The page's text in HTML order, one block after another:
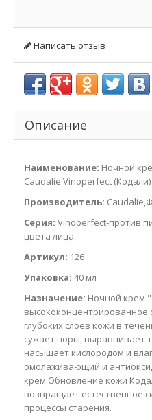
Написать отзыв
Описание
Наименование: Ночной
Caudalie Vinoperfect (Кодали)
Производитель:
Серия: Vinoperfect-против
цвета лица.
Артикул: 126
Упаковка: 40 мл
Назначение: Ночной крем
высококонцентрированное
глубоких слоев кожи в
сужает поры, выравнивает
насыщает кислородом и
омолаживающий и
крем Обновление кожи
возвращает естественное
процессы старения.